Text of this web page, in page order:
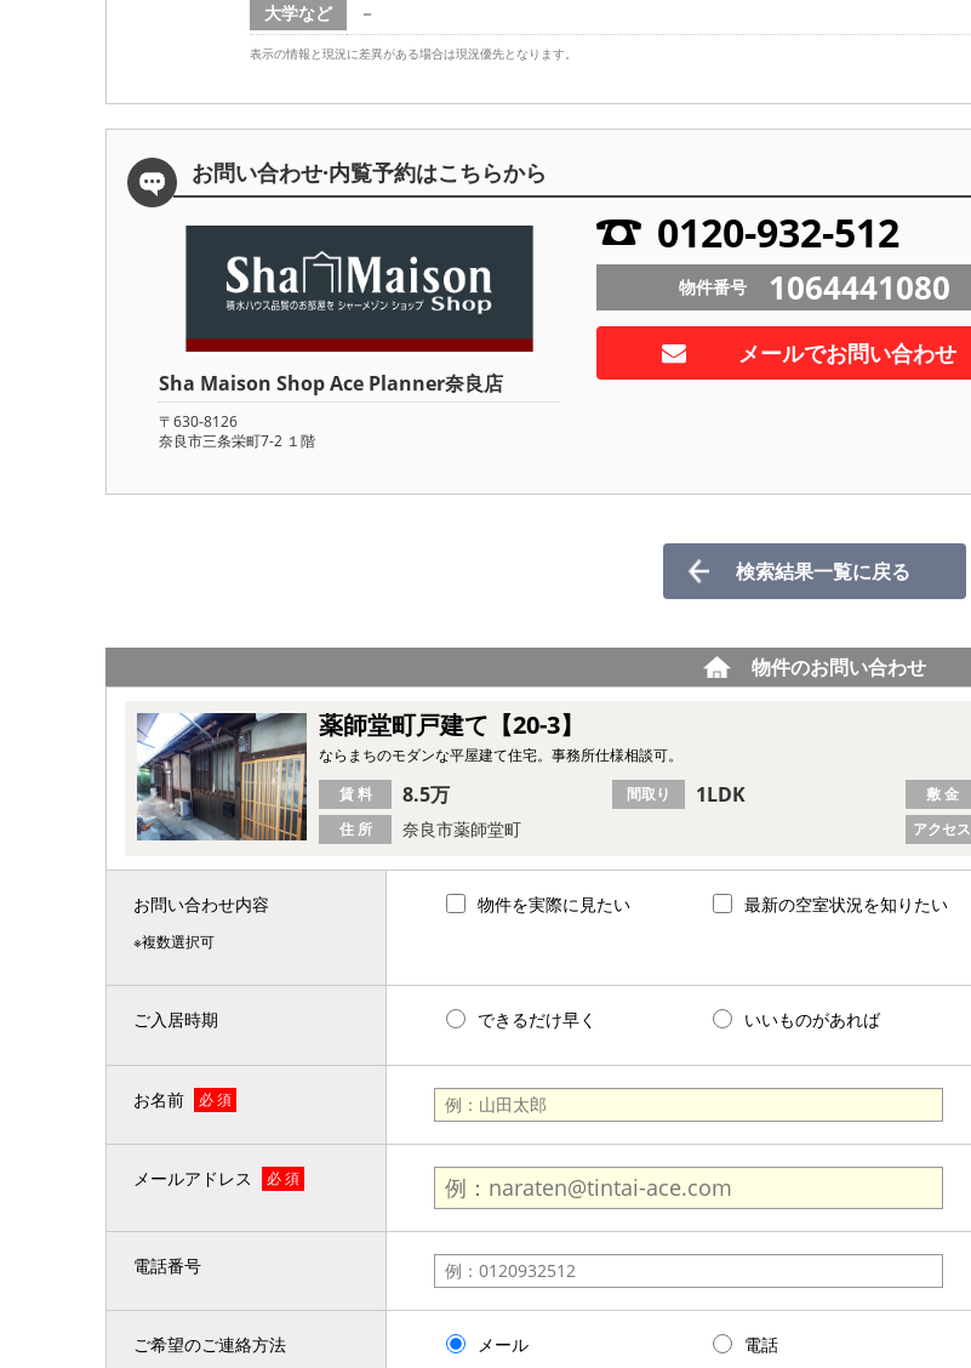
大学など
－
表示の情報と現況に差異がある場合は現況優先となります。
お問い合わせ·内覧予約はこちらから
Sha Maison Shop Ace Planner奈良店
〒630-8126
奈良市三条栄町7-2 １階
0120-932-512
物件番号 1064441080
メールでお問い合わせ
検索結果一覧に戻る
物件のお問い合わせ
薬師堂町戸建て【20-3】
ならまちのモダンな平屋建て住宅。事務所仕様相談可。
住 所 奈良市薬師堂町 アクセス
賃 料 8.5万 間取り 1LDK 敷 金
お問い合わせ内容
※複数選択可
物件を実際に見たい 最新の空室状況を知りたい
ご入居時期 できるだけ早く いいものがあれば
お名前 必 須
メールアドレス 必 須
電話番号
ご希望のご連絡方法 メール 電話